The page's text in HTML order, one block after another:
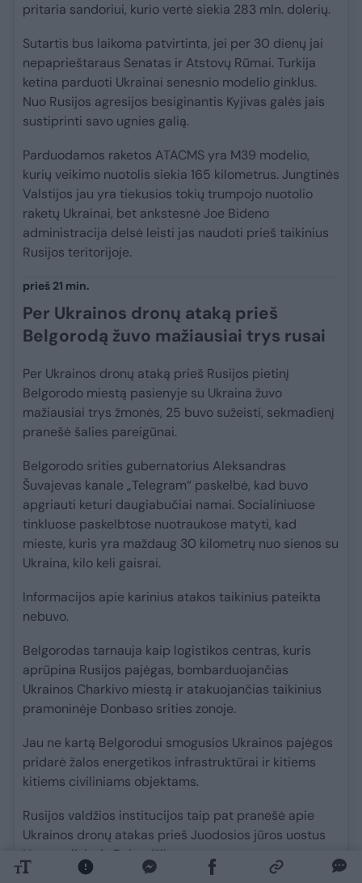
pritaria sandoriui, kurio vertė siekia 283 mln. dolerių.
Sutartis bus laikoma patvirtinta, jei per 30 dienų jai
nepaprieštaraus Senatas ir Atstovų Rūmai. Turkija
ketina parduoti Ukrainai senesnio modelio ginklus.
Nuo Rusijos agresijos besiginantis Kyjivas galės jais
sustiprinti savo ugnies galią.
Parduodamos raketos ATACMS yra M39 modelio,
kurių veikimo nuotolis siekia 165 kilometrus. Jungtinės
Valstijos jau yra tiekusios tokių trumpojo nuotolio
raketų Ukrainai, bet ankstesnė Joe Bideno
administracija delsė leisti jas naudoti prieš taikinius
Rusijos teritorijoje.
prieš 21 min.
Per Ukrainos dronų ataką prieš
Belgorodą žuvo mažiausiai trys rusai
Per Ukrainos dronų ataką prieš Rusijos pietinį
Belgorodo miestą pasienyje su Ukraina žuvo
mažiausiai trys žmonės, 25 buvo sužeisti, sekmadienį
pranešė šalies pareigūnai.
Belgorodo srities gubernatorius Aleksandras
Šuvajevas kanale „Telegram“ paskelbė, kad buvo
apgriauti keturi daugiabučiai namai. Socialiniuose
tinkluose paskelbtose nuotraukose matyti, kad
mieste, kuris yra maždaug 30 kilometrų nuo sienos su
Ukraina, kilo keli gaisrai.
Informacijos apie karinius atakos taikinius pateikta
nebuvo.
Belgorodas tarnauja kaip logistikos centras, kuris
aprūpina Rusijos pajėgas, bombarduojančias
Ukrainos Charkivo miestą ir atakuojančias taikinius
pramoninėje Donbaso srities zonoje.
Jau ne kartą Belgorodui smogusios Ukrainos pajėgos
pridarė žalos energetikos infrastruktūrai ir kitiems
kitiems civiliniams objektams.
Rusijos valdžios institucijos taip pat pranešė apie
Ukrainos dronų atakas prieš Juodosios jūros uostus
Novorosijske ir Gelendžike.